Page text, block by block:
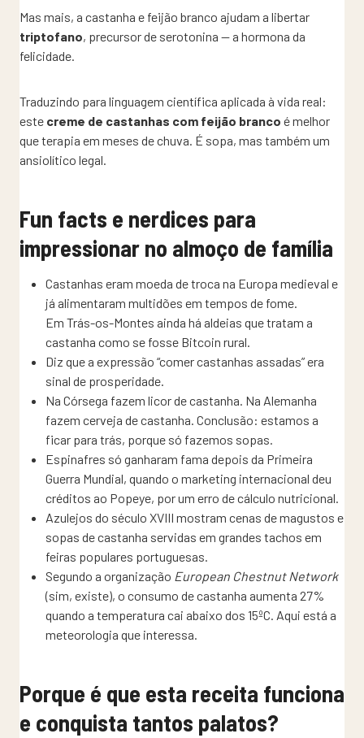
Mas mais, a castanha e feijão branco ajudam a libertar
triptofano, precursor de serotonina — a hormona da
felicidade.
Traduzindo para linguagem científica aplicada à vida real:
este creme de castanhas com feijão branco é melhor
que terapia em meses de chuva. É sopa, mas também um
ansiolítico legal.
Fun facts e nerdices para
impressionar no almoço de família
Castanhas eram moeda de troca na Europa medieval e
já alimentaram multidões em tempos de fome.
Em Trás-os-Montes ainda há aldeias que tratam a
castanha como se fosse Bitcoin rural.
Diz que a expressão “comer castanhas assadas” era
sinal de prosperidade.
Na Córsega fazem licor de castanha. Na Alemanha
fazem cerveja de castanha. Conclusão: estamos a
ficar para trás, porque só fazemos sopas.
Espinafres só ganharam fama depois da Primeira
Guerra Mundial, quando o marketing internacional deu
créditos ao Popeye, por um erro de cálculo nutricional.
Azulejos do século XVIII mostram cenas de magustos e
sopas de castanha servidas em grandes tachos em
feiras populares portuguesas.
Segundo a organização European Chestnut Network
(sim, existe), o consumo de castanha aumenta 27%
quando a temperatura cai abaixo dos 15ºC. Aqui está a
meteorologia que interessa.
Porque é que esta receita funciona
e conquista tantos palatos?